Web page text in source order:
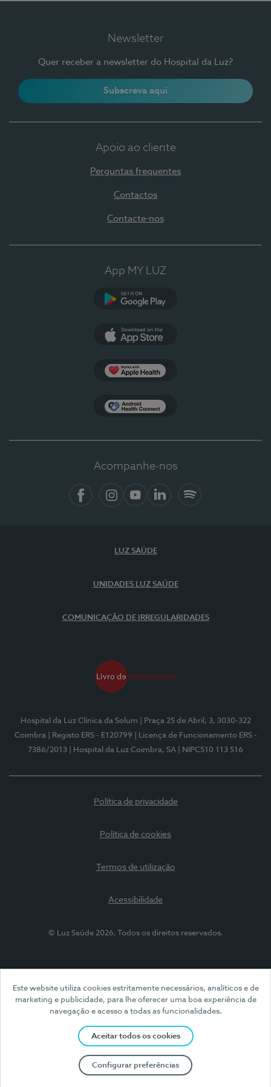
Este website utiliza cookies estritamente necessários, analíticos e de
marketing e publicidade, para lhe oferecer uma boa experiência de
navegação e acesso a todas as funcionalidades.
Aceitar todos os cookies
Configurar preferências
Newsletter
Quer receber a newsletter do Hospital da Luz?
Subscreva aqui
Apoio ao cliente
Perguntas frequentes
Contactos
Contacte-nos
App MY LUZ
Acompanhe-nos
LUZ SAÚDE
UNIDADES LUZ SAÚDE
COMUNICAÇÃO DE IRREGULARIDADES
Hospital da Luz Clínica da Solum
| Praça 25 de Abril, 3, 3030-322
Coimbra
| Registo ERS - E120799
| Licença de Funcionamento ERS -
7386/2013
| Hospital da Luz Coimbra, SA | NIPC510 113 516
Política de privacidade
Política de cookies
Termos de utilização
Acessibilidade
© Luz Saúde 2026. Todos os direitos reservados.